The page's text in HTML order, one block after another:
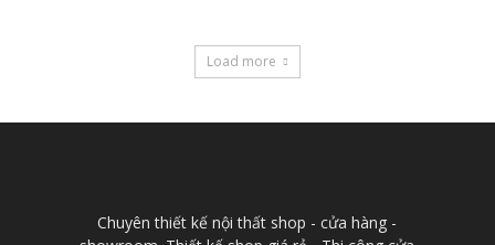
Load more
Chuyên thiết kế nội thất shop - cửa hàng -